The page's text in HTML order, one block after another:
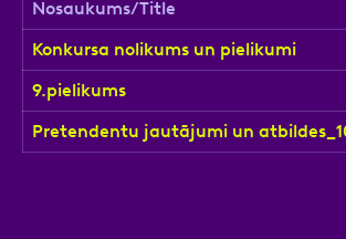
Nosaukums/Title
Konkursa nolikums un pielikumi
9.pielikums
Pretendentu jautājumi un
Kontakttālrunis